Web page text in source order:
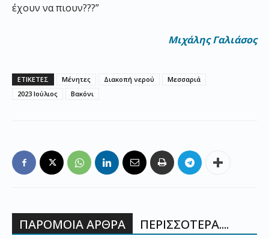
έχουν να πιουν???”
Μιχάλης Γαλιάσος
ΕΤΙΚΕΤΕΣ Μένητες Διακοπή νερού
Μεσσαριά
2023 Ιούλιος
Βακόνι
ΠΑΡΟΜΟΙΑ ΑΡΘΡΑ ΠΕΡΙΣΣΟΤΕΡΑ....